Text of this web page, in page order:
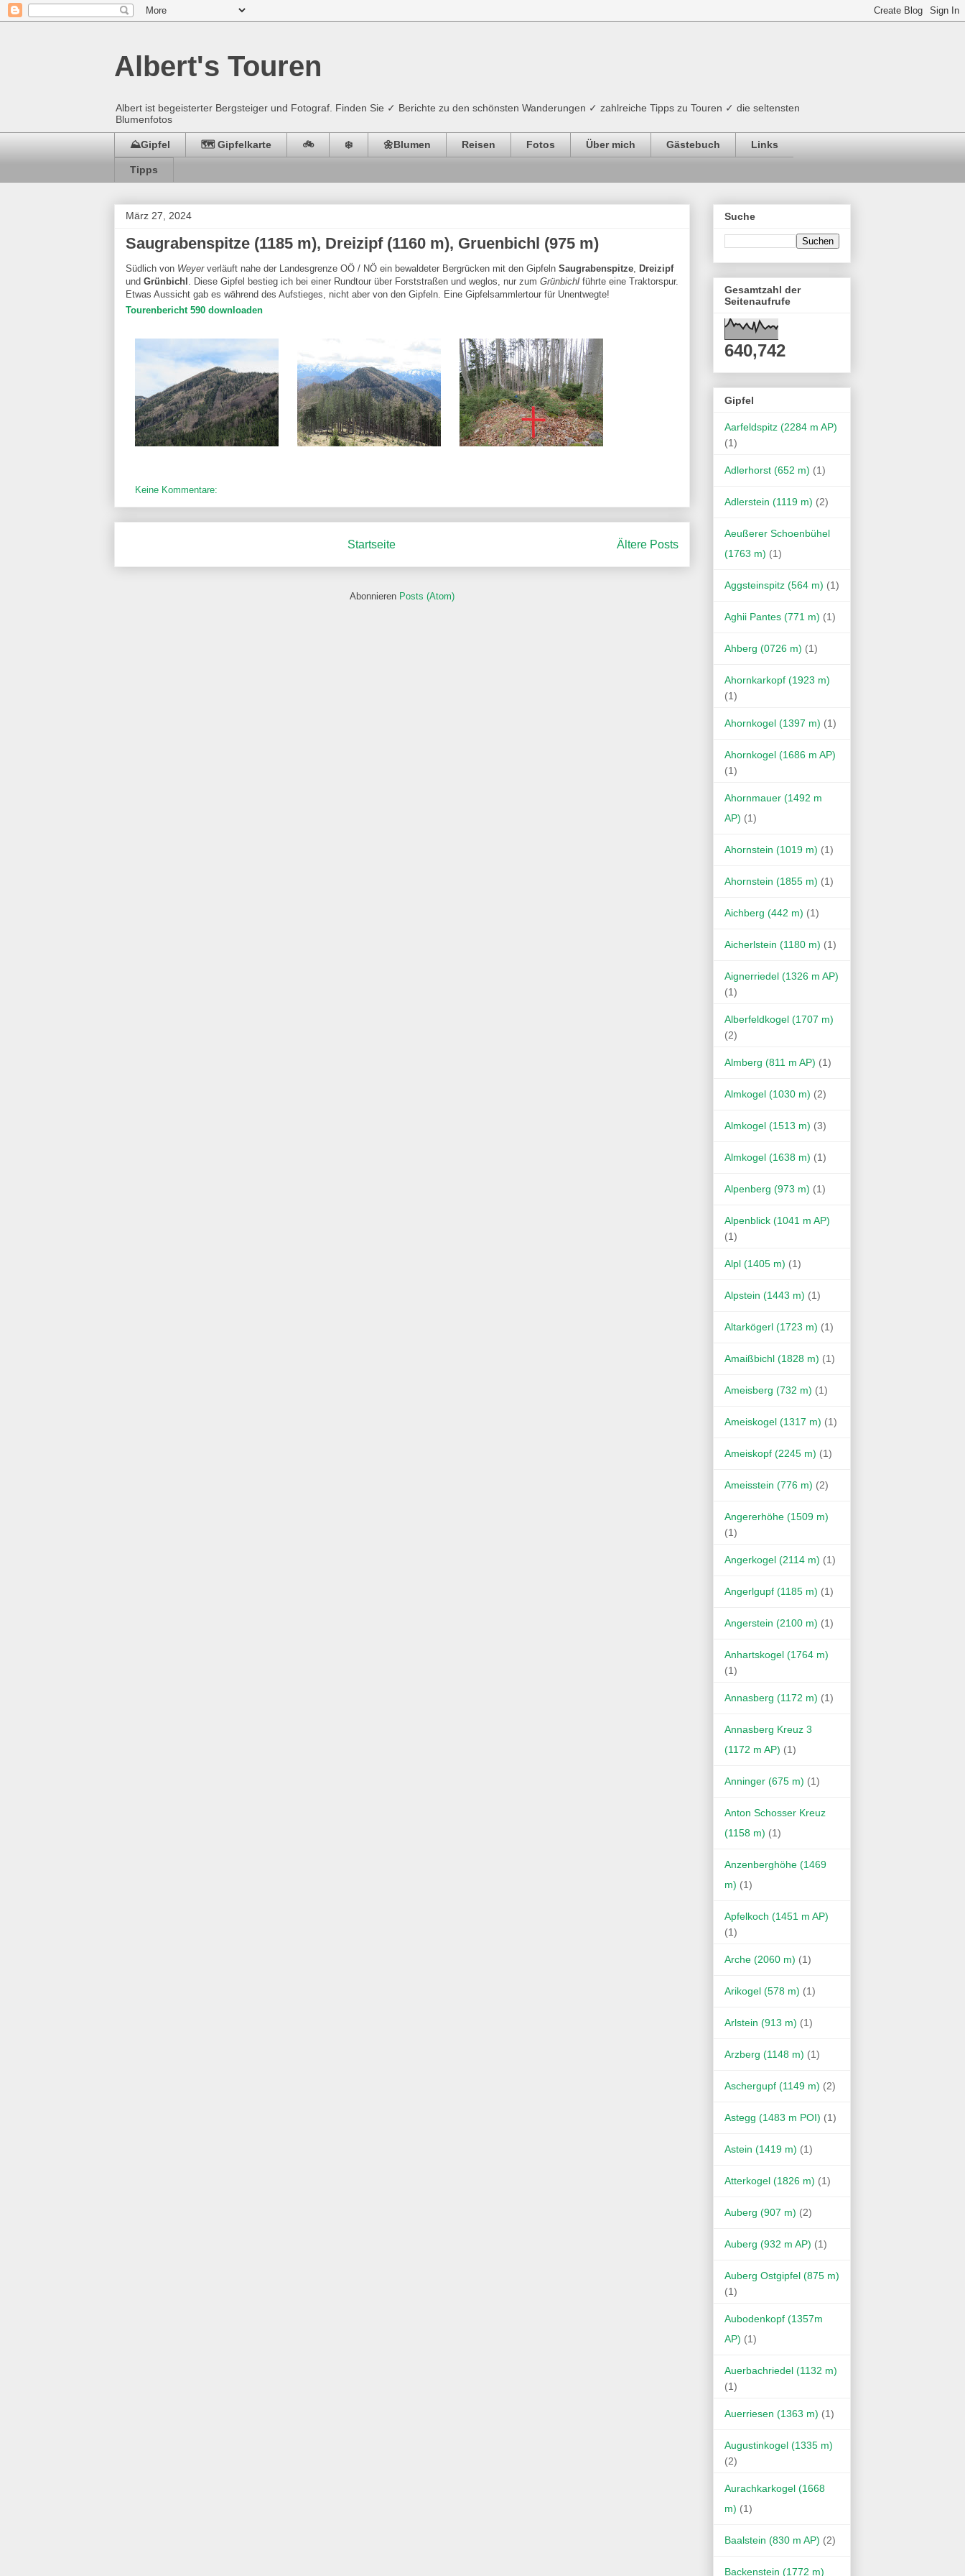
Albert's Touren
Albert ist begeisterter Bergsteiger und Fotograf. Finden Sie ✓ Berichte zu den schönsten Wanderungen ✓ zahlreiche Tipps zu Touren ✓ die seltensten
Blumenfotos
⛰️Gipfel 🗺️ Gipfelkarte 🚲 ❄️ 🌼Blumen Reisen Fotos Über mich Gästebuch Links
Tipps
März 27, 2024
Saugrabenspitze (1185 m), Dreizipf (1160 m), Gruenbichl (975 m)
Südlich von Weyerverläuft nahe der Landesgrenze OÖ / NÖ ein bewaldeter Bergrücken mit den Gipfeln Saugrabenspitze Dreizipf
und Grünbichl . Diese Gipfel bestieg ich bei einer Rundtour über Forststraßen und weglos, nur zum Grünbichl führte eine Traktorspur.
Etwas Aussicht gab es während des Aufstieges, nicht aber von den Gipfeln. Eine Gipfelsammlertour für Unentwegte!
Tourenbericht 590 downloaden
Keine Kommentare:
Ältere Posts
Startseite
Abonnieren Posts (Atom)
Suche
Gesamtzahl der
Seitenaufrufe
640,742
Gipfel
Aarfeldspitz (2284 m AP)
(1)
Adlerhorst (652 m) (1)
Adlerstein (1119 m) (2)
Aeußerer Schoenbühel
(1763 m) (1)
Aggsteinspitz (564 m) (1)
Aghii Pantes (771 m) (1)
Ahberg (0726 m) (1)
Ahornkarkopf (1923 m)
(1)
Ahornkogel (1397 m) (1)
Ahornkogel (1686 m AP)
(1)
Ahornmauer (1492 m
AP) (1)
Ahornstein (1019 m) (1)
Ahornstein (1855 m) (1)
Aichberg (442 m) (1)
Aicherlstein (1180 m) (1)
Aignerriedel (1326 m AP)
(1)
Alberfeldkogel (1707 m)
(2)
Almberg (811 m AP) (1)
Almkogel (1030 m) (2)
Almkogel (1513 m) (3)
Almkogel (1638 m) (1)
Alpenberg (973 m) (1)
Alpenblick (1041 m AP)
(1)
Alpl (1405 m) (1)
Alpstein (1443 m) (1)
Altarkögerl (1723 m) (1)
Amaißbichl (1828 m) (1)
Ameisberg (732 m) (1)
Ameiskogel (1317 m) (1)
Ameiskopf (2245 m) (1)
Ameisstein (776 m) (2)
Angererhöhe (1509 m)
(1)
Angerkogel (2114 m) (1)
Angerlgupf (1185 m) (1)
Angerstein (2100 m) (1)
Anhartskogel (1764 m)
(1)
Annasberg (1172 m) (1)
Annasberg Kreuz 3
(1172 m AP) (1)
Anninger (675 m) (1)
Anton Schosser Kreuz
(1158 m) (1)
Anzenberghöhe (1469
m) (1)
Apfelkoch (1451 m AP)
(1)
Arche (2060 m) (1)
Arikogel (578 m) (1)
Arlstein (913 m) (1)
Arzberg (1148 m) (1)
Aschergupf (1149 m) (2)
Astegg (1483 m POI) (1)
Astein (1419 m) (1)
Atterkogel (1826 m) (1)
Auberg (907 m) (2)
Auberg (932 m AP) (1)
Auberg Ostgipfel (875 m)
(1)
Aubodenkopf (1357m
AP) (1)
Auerbachriedel (1132 m)
(1)
Auerriesen (1363 m) (1)
Augustinkogel (1335 m)
(2)
Aurachkarkogel (1668
m) (1)
Baalstein (830 m AP) (2)
Backenstein (1772 m)